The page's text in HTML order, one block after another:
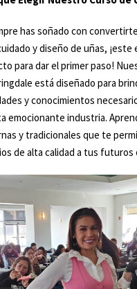
has soñado con
y diseño de uñas, ¡este
para dar el primer paso!
está diseñado para
y conocimientos
emocionante industria.
y tradicionales que te
de alta calidad a tus futuros